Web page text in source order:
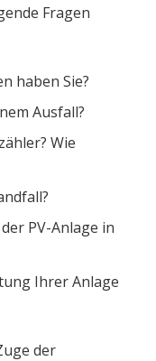
Fragen
haben Sie?
Ausfall?
Wie
PV-Anlage in
Ihrer Anlage
der